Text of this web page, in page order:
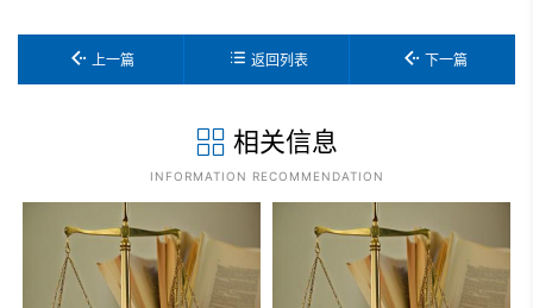
上一篇 返回列表 下一篇
相关信息
INFORMATION RECOMMENDATION